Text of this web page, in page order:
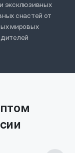
эксклюзивных
снастей от
мировых